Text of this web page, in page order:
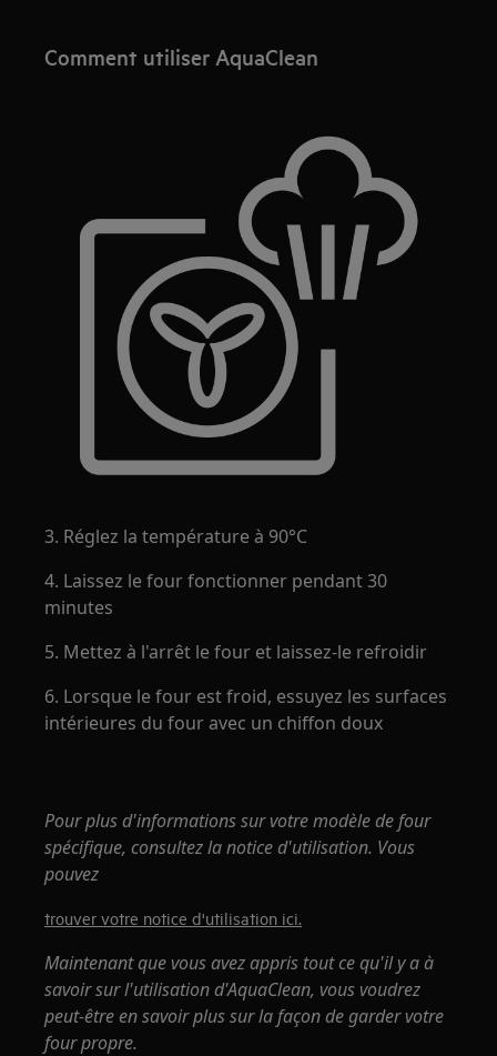
Comment utiliser AquaClean
3. Réglez la température à 90°C
4. Laissez le four fonctionner pendant 30
minutes
5. Mettez à l'arrêt le four et laissez-le refroidir
6. Lorsque le four est froid, essuyez les surfaces
intérieures du four avec un chiffon doux
Pour plus d'informations sur votre modèle de four
spécifique, consultez la notice d'utilisation. Vous
pouvez
trouver votre notice d'utilisation ici.
Maintenant que vous avez appris tout ce qu'il y a à
savoir sur l'utilisation d'AquaClean, vous voudrez
peut-être en savoir plus sur la façon de garder votre
four propre.